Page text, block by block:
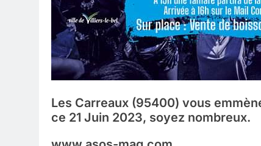
Les Carreaux (95400) vous
ce 21 Juin 2023, soyez nombreux.